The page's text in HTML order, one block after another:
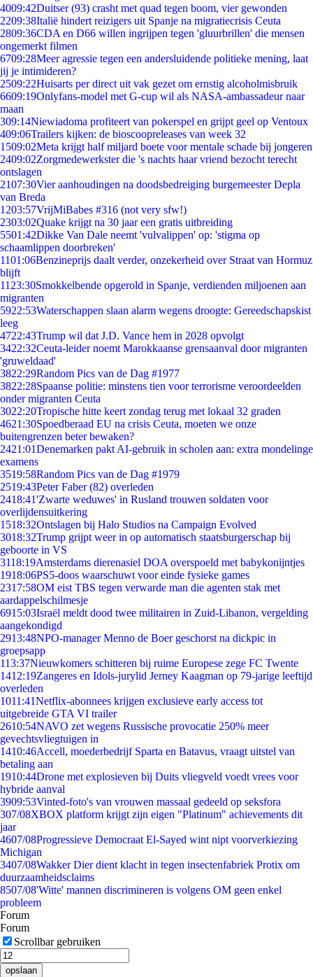
4009:42Duitser (93) crasht met quad tegen boom, vier gewonden
2209:38Italië hindert reizigers uit Spanje na migratiecrisis Ceuta
2809:36CDA en D66 willen ingrijpen tegen 'gluurbrillen' die mensen
ongemerkt filmen
6709:28Meer agressie tegen een andersluidende politieke mening, laat
jij je intimideren?
2509:22Huisarts per direct uit vak gezet om ernstig alcoholmisbruik
6609:19Onlyfans-model met G-cup wil als NASA-ambassadeur naar
maan
309:14Niewiadoma profiteert van pokerspel en grijpt geel op Ventoux
409:06Trailers kijken: de bioscoopreleases van week 32
1509:02Meta krijgt half miljard boete voor mentale schade bij jongeren
2409:02Zorgmedewerkster die 's nachts haar vriend bezocht terecht
ontslagen
2107:30Vier aanhoudingen na doodsbedreiging burgemeester Depla
van Breda
1203:57VrijMiBabes #316 (not very sfw!)
2303:02Quake krijgt na 30 jaar een gratis uitbreiding
5501:42Dikke Van Dale neemt 'vulvalippen' op: 'stigma op
schaamlippen doorbreken'
1101:06Benzineprijs daalt verder, onzekerheid over Straat van Hormuz
blijft
11 23:30Smokkelbende opgerold in Spanje, verdienden miljoenen aan
migranten
5922:53Waterschappen slaan alarm wegens droogte: Gereedschapskist
leeg
4722:43Trump wil dat J.D. Vance hem in 2028 opvolgt
3422:32Ceuta-leider noemt Marokkaanse grensaanval door migranten
'gruweldaad'
3822:29Random Pics van de Dag #1977
3822:28Spaanse politie: minstens tien voor terrorisme veroordeelden
onder migranten Ceuta
3022:20Tropische hitte keert zondag terug met lokaal 32 graden
4621:30Spoedberaad EU na crisis Ceuta, moeten we onze
buitengrenzen beter bewaken?
2421:01Denemarken pakt AI-gebruik in scholen aan: extra mondelinge
examens
3519:58Random Pics van de Dag #1979
2519:43Peter Faber (82) overleden
2418:41'Zwarte weduwes' in Rusland trouwen soldaten voor
overlijdensuitkering
1518:32Ontslagen bij Halo Studios na Campaign Evolved
3018:32Trump grijpt weer in op automatisch staatsburgerschap bij
geboorte in VS
3118:19Amsterdams dierenasiel DOA overspoeld met babykonijntjes
1918:06PS5-doos waarschuwt voor einde fysieke games
2317:58OM eist TBS tegen verwarde man die agenten stak met
aardappelschilmesje
6915:03Israël meldt dood twee militairen in Zuid-Libanon, vergelding
aangekondigd
2913:48NPO-manager Menno de Boer geschorst na dickpic in
groepsapp
113:37Nieuwkomers schitteren bij ruime Europese zege FC Twente
1412:19Zangeres en Idols-jurylid Jerney Kaagman op 79-jarige leeftijd
overleden
1011:41Netflix-abonnees krijgen exclusieve early access tot
uitgebreide GTA VI trailer
2610:54NAVO zet wegens Russische provocatie 250% meer
gevechtsvliegtuigen in
1410:46Accell, moederbedrijf Sparta en Batavus, vraagt uitstel van
betaling aan
1910:44Drone met explosieven bij Duits vliegveld voedt vrees voor
hybride aanval
3909:53Vinted-foto's van vrouwen massaal gedeeld op seksfora
307/08XBOX platform krijgt zijn eigen "Platinum" achievements dit
jaar
4607/08Progressieve Democraat El-Sayed wint nipt voorverkiezing
Michigan
3407/08Wakker Dier dient klacht in tegen insectenfabriek Protix om
duurzaamheidsclaims
8507/08'Witte' mannen discrimineren is volgens OM geen enkel
probleem
Forum
Forum
Scrollbar gebruiken
opslaan